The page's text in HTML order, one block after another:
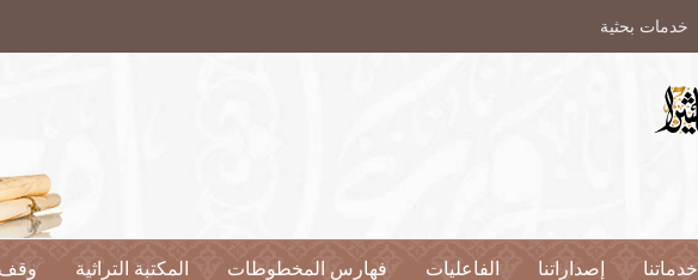
خدمات بحثية
خدماتنا إصداراتنا الفاعليات فهارس المخطوطات المكتبة التراثية وقف